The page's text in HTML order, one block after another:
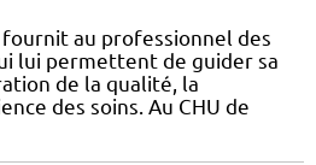
fournit au professionnel des
lui permettent de guider sa
de la qualité, la
des soins. Au CHU de